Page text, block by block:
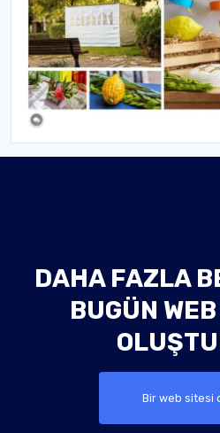
DAHA FAZLA
BUGÜN
Bir web sitesi